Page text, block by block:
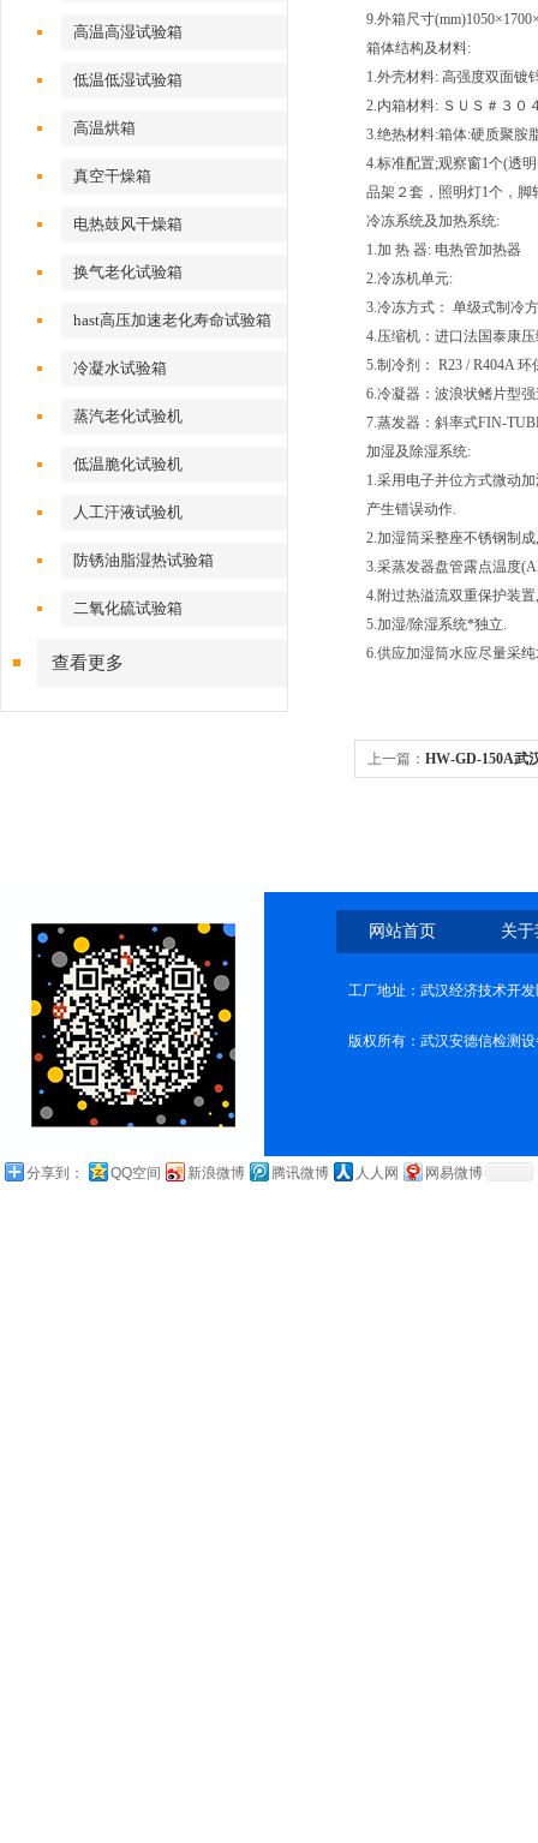
高温高湿试验箱
低温低湿试验箱
高温烘箱
真空干燥箱
电热鼓风干燥箱
换气老化试验箱
hast高压加速老化寿命试验箱
冷凝水试验箱
蒸汽老化试验机
低温脆化试验机
人工汗液试验机
防锈油脂湿热试验箱
二氧化硫试验箱
查看更多
9.外箱尺寸
箱体结构及材料:
1.外壳材料: 高强度双面镀
2.内箱材料: ＳＵＳ＃３０
3.绝热材料:箱体:硬质聚胺
4.标准配置;观察窗1个(透
品架２套，照明灯1个，
冷冻系统及加热系统:
1.加 热 器: 电热管加热器
2.冷冻机单元:
3.冷冻方式： 单级式制冷
4.压缩机：进口法国泰康
5.制冷剂： R23 / R404A
6.冷凝器：波浪状鳍片型
7.蒸发器：斜率式FIN-
加湿及除湿系统:
1.采用电子并位方式微动
产生错误动作.
2.加湿筒采整座不锈钢制
3.采蒸发器盘管露点温度
4.附过热溢流双重保护装
5.加湿/除湿系统*独立.
6.供应加湿筒水应尽量采
上一篇： HW-GD-150A武
网站首页 关
工厂地址：武汉经济技术开
版权所有：武汉安德信检测
分享到： QQ空间 新浪微博 腾讯微博 人人网 网易微博